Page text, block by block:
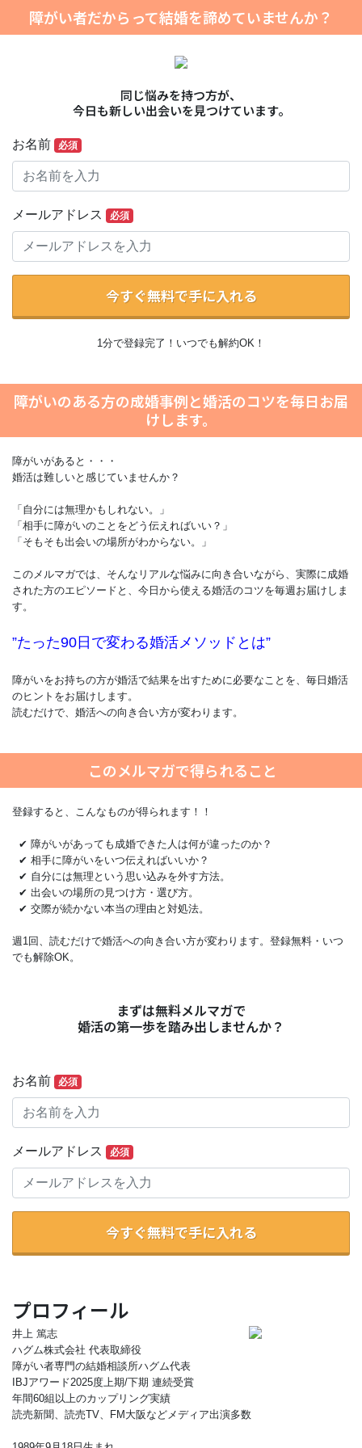
障がい者だからって結婚を諦めていませんか？
同じ悩みを持つ方が、
今日も新しい出会いを見つけています。
お名前 必須
メールアドレス 必須
今すぐ無料で手に入れる
1分で登録完了！いつでも解約OK！
障がいのある方の成婚事例と婚活のコツを毎日お届
けします。
障がいがあると・・・
婚活は難しいと感じていませんか？
「自分には無理かもしれない。」
「相手に障がいのことをどう伝えればいい？」
「そもそも出会いの場所がわからない。」
このメルマガでは、そんなリアルな悩みに向き合いながら、実際に成婚
された方のエピソードと、今日から使える婚活のコツを毎週お届けしま
す。
”たった90日で変わる婚活メソッドとは”
障がいをお持ちの方が婚活で結果を出すために必要なことを、毎日婚活
のヒントをお届けします。
読むだけで、婚活への向き合い方が変わります。
このメルマガで得られること
登録すると、こんなものが得られます！！
✔ 障がいがあっても成婚できた人は何が違ったのか？
✔ 相手に障がいをいつ伝えればいいか？
✔ 自分には無理という思い込みを外す方法。
✔ 出会いの場所の見つけ方・選び方。
✔ 交際が続かない本当の理由と対処法。
週1回、読むだけで婚活への向き合い方が変わります。登録無料・いつ
でも解除OK。
まずは無料メルマガで
婚活の第一歩を踏み出しませんか？
お名前 必須
メールアドレス 必須
今すぐ無料で手に入れる
プロフィール
井上 篤志
ハグム株式会社 代表取締役
障がい者専門の結婚相談所ハグム代表
IBJアワード2025度上期/下期 連続受賞
年間60組以上のカップリング実績
読売新聞、読売TV、FM大阪などメディア出演多数